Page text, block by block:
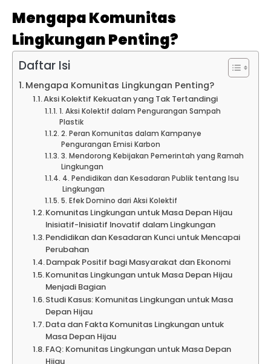
Mengapa Komunitas
Lingkungan Penting?
Daftar Isi
Mengapa Komunitas Lingkungan Penting?
Aksi Kolektif Kekuatan yang Tak Tertandingi
1. Aksi Kolektif dalam Pengurangan Sampah
Plastik
2. Peran Komunitas dalam Kampanye
Pengurangan Emisi Karbon
3. Mendorong Kebijakan Pemerintah yang Ramah
Lingkungan
4. Pendidikan dan Kesadaran Publik tentang Isu
Lingkungan
5. Efek Domino dari Aksi Kolektif
Komunitas Lingkungan untuk Masa Depan Hijau
Inisiatif-Inisiatif Inovatif dalam Lingkungan
Pendidikan dan Kesadaran Kunci untuk Mencapai
Perubahan
Dampak Positif bagi Masyarakat dan Ekonomi
Komunitas Lingkungan untuk Masa Depan Hijau
Menjadi Bagian
Studi Kasus: Komunitas Lingkungan untuk Masa
Depan Hijau
Data dan Fakta Komunitas Lingkungan untuk
Masa Depan Hijau
FAQ: Komunitas Lingkungan untuk Masa Depan
Hijau